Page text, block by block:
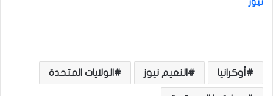
نيوز
أوكرانيا النعيم نيوز الولايات المتحدة